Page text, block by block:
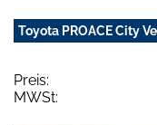
Toyota PROACE City
Preis:
MWSt: